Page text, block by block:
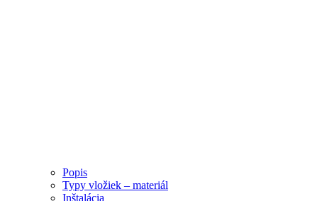
Popis
Typy vložiek – materiál
Inštalácia